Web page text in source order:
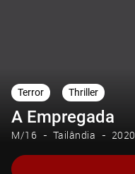
Terror Thriller
A Empregada
M/16 Tailândia 2020